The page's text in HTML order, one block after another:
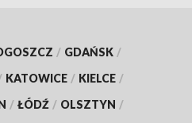
/ GDAŃSK /
KATOWICE / KIELCE /
/ ŁÓDŹ / OLSZTYN /